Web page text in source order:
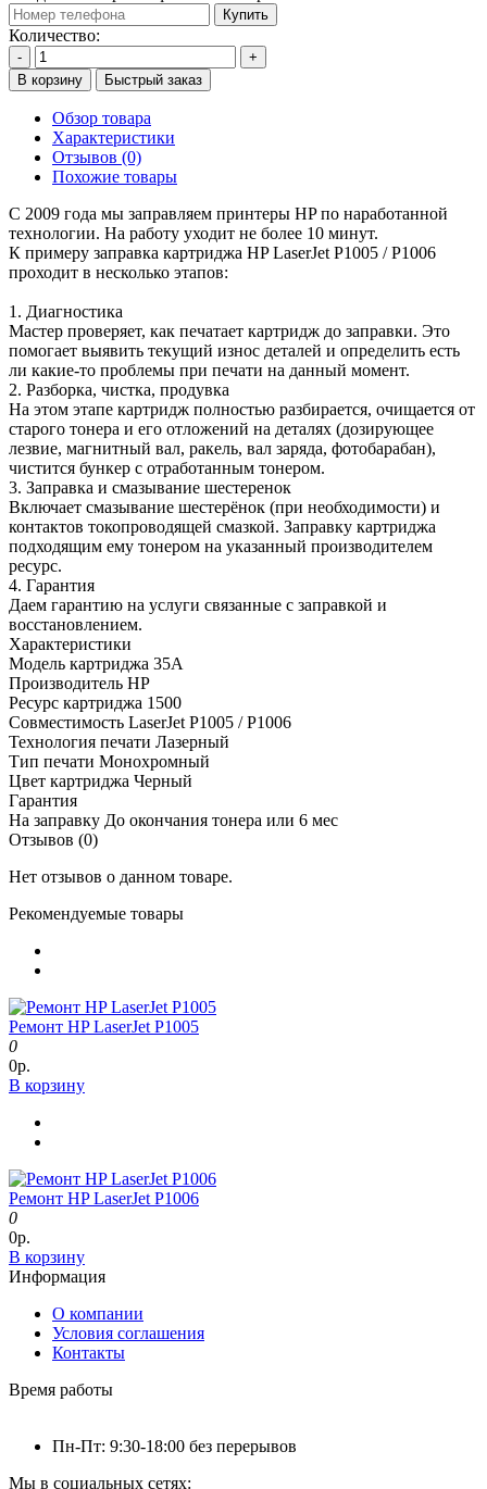
Купить
Количество:
-
+
В корзину
Быстрый заказ
Обзор товара
Характеристики
Отзывов (0)
Похожие товары
С 2009 года мы заправляем принтеры HP по наработанной
технологии. На работу уходит не более 10 минут.
К примеру заправка картриджа HP LaserJet P1005 / P1006
проходит в несколько этапов:
1. Диагностика
Мастер проверяет, как печатает картридж до заправки. Это
помогает выявить текущий износ деталей и определить есть
ли какие-то проблемы при печати на данный момент.
2. Разборка, чистка, продувка
На этом этапе картридж полностью разбирается, очищается от
старого тонера и его отложений на деталях (дозирующее
лезвие, магнитный вал, ракель, вал заряда, фотобарабан),
чистится бункер с отработанным тонером.
3. Заправка и смазывание шестеренок
Включает смазывание шестерёнок (при необходимости) и
контактов токопроводящей смазкой. Заправку картриджа
подходящим ему тонером на указанный производителем
ресурс.
4. Гарантия
Даем гарантию на услуги связанные с заправкой и
восстановлением.
Характеристики
Модель картриджа 35A
Производитель HP
Ресурс картриджа 1500
Совместимость LaserJet P1005 / P1006
Технология печати Лазерный
Тип печати Монохромный
Цвет картриджа Черный
Гарантия
На заправку До окончания тонера или 6 мес
Отзывов (0)
Нет отзывов о данном товаре.
Рекомендуемые товары
Ремонт HP LaserJet P1005
0
0р.
В корзину
Ремонт HP LaserJet P1006
0
0р.
В корзину
Информация
О компании
Условия соглашения
Контакты
Время работы
Пн-Пт: 9:30-18:00 без перерывов
Мы в социальных сетях: